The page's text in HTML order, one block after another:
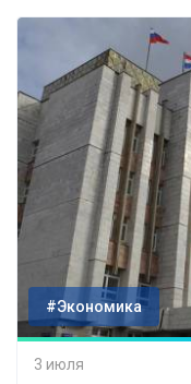
#Экономика
3 июля